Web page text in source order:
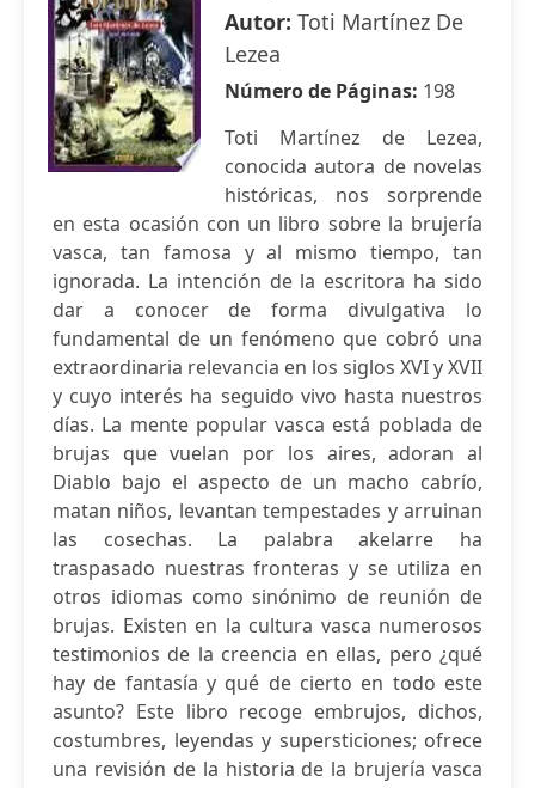
Autor: Toti Martínez De
Lezea
Número de Páginas: 198
Toti Martínez de Lezea,
conocida autora de novelas
históricas, nos sorprende
en esta ocasión con un libro sobre la brujería
vasca, tan famosa y al mismo tiempo, tan
ignorada. La intención de la escritora ha sido
dar a conocer de forma divulgativa lo
fundamental de un fenómeno que cobró una
extraordinaria relevancia en los siglos XVI y XVII
y cuyo interés ha seguido vivo hasta nuestros
días. La mente popular vasca está poblada de
brujas que vuelan por los aires, adoran al
Diablo bajo el aspecto de un macho cabrío,
matan niños, levantan tempestades y arruinan
las cosechas. La palabra akelarre ha
traspasado nuestras fronteras y se utiliza en
otros idiomas como sinónimo de reunión de
brujas. Existen en la cultura vasca numerosos
testimonios de la creencia en ellas, pero ¿qué
hay de fantasía y qué de cierto en todo este
asunto? Este libro recoge embrujos, dichos,
costumbres, leyendas y supersticiones; ofrece
una revisión de la historia de la brujería vasca